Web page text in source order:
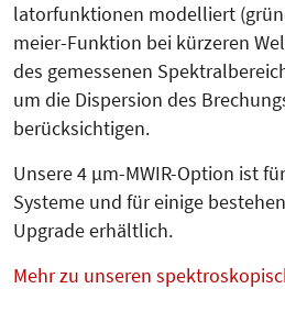
la­­torfunktionen model­liert
meier-Funktion bei kürzeren
des gemessenen
um die Dispersion des
berücksichtigen.
Unsere 4 µm-MWIR-Option ist
Systeme und für einige
Upgrade erhältlich.
Mehr zu unseren